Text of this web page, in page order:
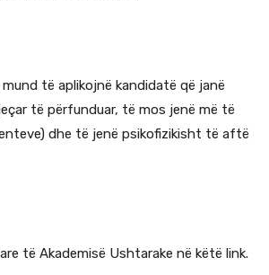
të aplikojnë kandidatë që janë
të përfunduar, të mos jenë më të
dhe të jenë psikofizikisht të aftë
të Akademisë Ushtarake në këtë link.